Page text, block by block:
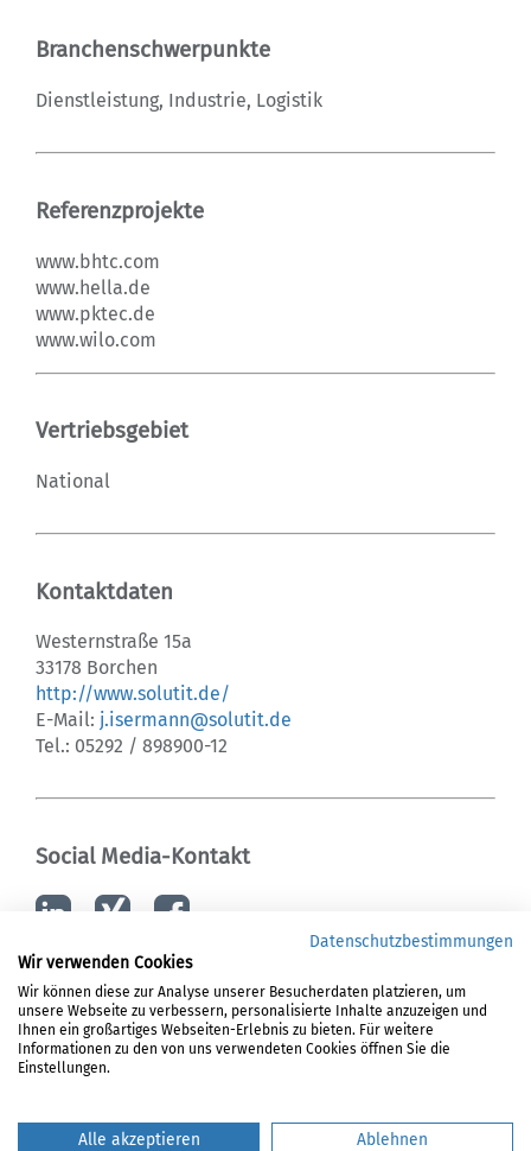
Branchenschwerpunkte
Dienstleistung, Industrie, Logistik
Referenzprojekte
www.bhtc.com
www.hella.de
www.pktec.de
www.wilo.com
Vertriebsgebiet
National
Kontaktdaten
Westernstraße 15a
33178 Borchen
http://www.solutit.de/
E-Mail: j.isermann@solutit.de
Tel.: 05292 / 898900-12
Social Media-Kontakt
LOGIN
HAFTUNGSAUSSCHLUSS
Datenschutzbestimmungen
Wir verwenden Cookies
Wir können diese zur Analyse unserer Besucherdaten platzieren, um
unsere Webseite zu verbessern, personalisierte Inhalte anzuzeigen und
Ihnen ein großartiges Webseiten-Erlebnis zu bieten. Für weitere
Informationen zu den von uns verwendeten Cookies öffnen Sie die
Einstellungen.
Alle akzeptieren Ablehnen